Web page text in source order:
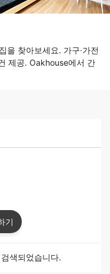
을 찾아보세요. 가구·가전
제공. Oakhouse에서 간
기
색되었습니다.